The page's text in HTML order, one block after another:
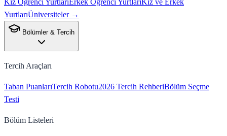
Kız Öğrenci YurtlarıErkek Öğrenci YurtlarıKız ve Erkek
YurtlarıÜniversiteler →
Bölümler & Tercih
Tercih Araçları
Taban PuanlarıTercih Robotu2026 Tercih RehberiBölüm Seçme
Testi
Bölüm Listeleri